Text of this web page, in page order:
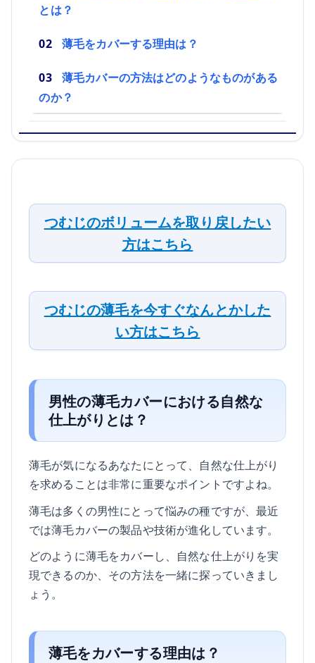
とは？
薄毛をカバーする理由は？
薄毛カバーの方法はどのようなものがある
のか？
つむじのボリュームを取り戻したい
方はこちら
つむじの薄毛を今すぐなんとかした
い方はこちら
男性の薄毛カバーにおける自然な
仕上がりとは？
薄毛が気になるあなたにとって、自然な仕上がり
を求めることは非常に重要なポイントですよね。
薄毛は多くの男性にとって悩みの種ですが、最近
では薄毛カバーの製品や技術が進化しています。
どのように薄毛をカバーし、自然な仕上がりを実
現できるのか、その方法を一緒に探っていきまし
ょう。
薄毛をカバーする理由は？